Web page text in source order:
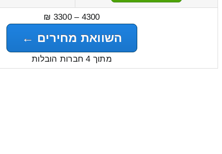
4300 – 3300 ₪
השוואת מחירים ←
מתוך 4 חברות הובלות